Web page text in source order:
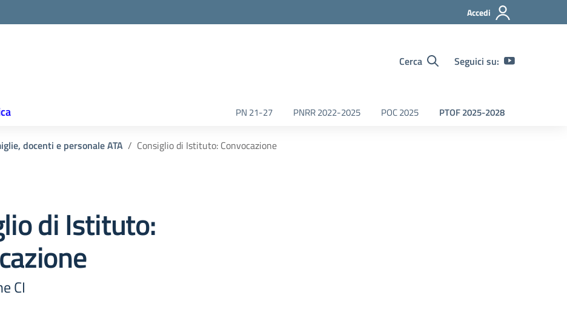
Accedi
Cerca Seguici su:
PN 21-27 PNRR 2022-2025 POC 2025 PTOF 2025-2028
docenti e personale ATA Consiglio di Istituto: Convocazione
di Istituto:
CI